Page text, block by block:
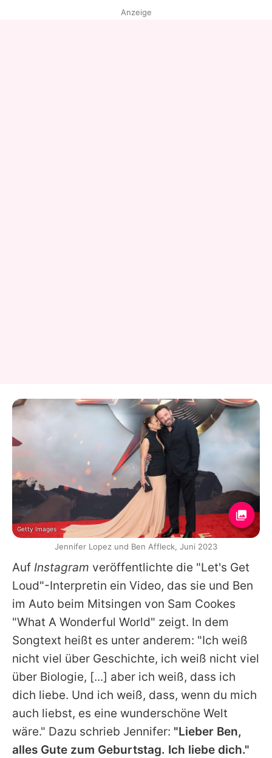
Auf Instagram veröffentlichte die "Let's Get
Loud"-Interpretin ein Video, das sie und Ben
im Auto beim Mitsingen von Sam Cookes
"What A Wonderful World" zeigt. In dem
Songtext heißt es unter anderem: "Ich weiß
nicht viel über Geschichte, ich weiß nicht viel
über Biologie, [...] aber ich weiß, dass ich
dich liebe. Und ich weiß, dass, wenn du mich
auch liebst, es eine wunderschöne Welt
wäre." Dazu schrieb Jennifer: "Lieber Ben,
alles Gute zum Geburtstag. Ich liebe dich."
Anzeige
Getty Images
Jennifer Lopez und Ben Affleck, Juni 2023